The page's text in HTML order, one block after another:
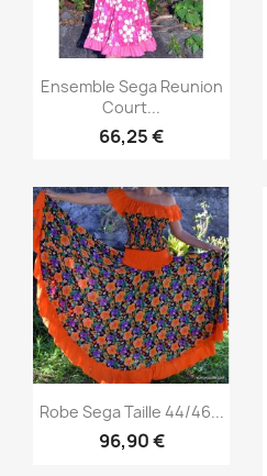
Aperçu rapide
Ensemble Sega Reunion
Court...
66,25 €
 Aperçu rapide
Robe Sega Taille 44/46...
96,90 €